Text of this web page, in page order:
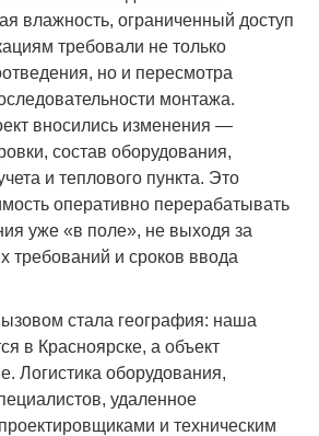
влажность, ограниченный доступ
требовали не только
но и пересмотра
монтажа.
вносились изменения —
состав оборудования,
и теплового пункта. Это
оперативно перерабатывать
уже «в поле», не выходя за
требований и сроков ввода
стала география: наша
в Красноярске, а объект
Логистика оборудования,
удаленное
и техническим